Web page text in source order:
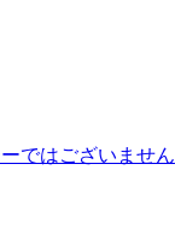
ではございません